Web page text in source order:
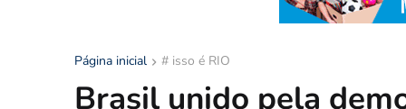
Página inicial # isso é RIO
Brasil unido pela